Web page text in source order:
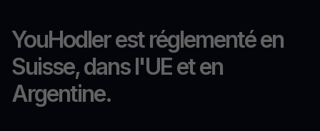
YouHodler est réglementé en
Suisse, dans l'UE et en
Argentine.